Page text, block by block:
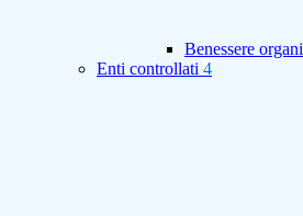
Benessere
Enti controllati 4